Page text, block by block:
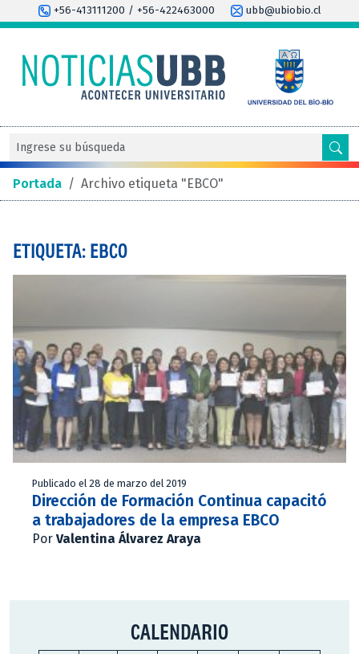
+56-413111200 / +56-422463000 ubb@ubiobio.cl
Portada / Archivo etiqueta "EBCO"
ETIQUETA: EBCO
Publicado el 28 de marzo del 2019
Dirección de Formación Continua capacitó
a trabajadores de la empresa EBCO
Por Valentina Álvarez Araya
CALENDARIO